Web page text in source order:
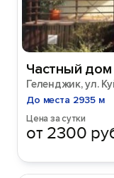
Частный дом
Геленджик, ул.
До места 2935 м
Цена за сутки
от 2300